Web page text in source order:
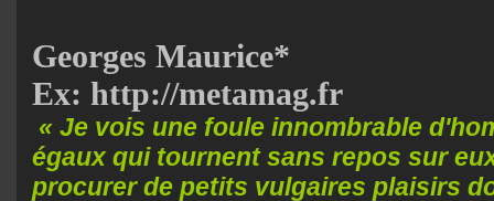
Georges Maurice*
Ex: http://metamag.fr
« Je vois une foule innombrable
égaux qui tournent sans repos sur
procurer de petits vulgaires plaisirs